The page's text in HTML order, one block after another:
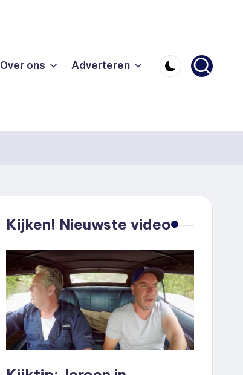
Over ons Adverteren
Kijken! Nieuwste video